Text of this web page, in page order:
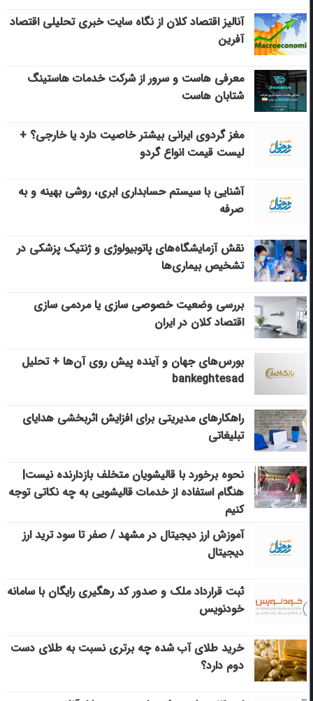
آنالیز اقتصاد کلان از نگاه سایت خبری تحلیلی اقتصاد
آفرین
معرفی هاست و سرور از شرکت خدمات هاستینگ
شتابان هاست
مغز گردوی ایرانی بیشتر خاصیت دارد یا خارجی؟ +
لیست قیمت انواع گردو
آشنایی با سیستم حسابداری ابری، روشی بهینه و به
صرفه
نقش آزمایشگاه‌های پاتوبیولوژی و ژنتیک پزشکی در
تشخیص بیماری‌ها
بررسی وضعیت خصوصی سازی یا مردمی سازی
اقتصاد کلان در ایران
بورس‌های جهان و آینده پیش روی آن‌ها + تحلیل
bankeghtesad
راهکارهای مدیریتی برای افزایش اثربخشی هدایای
تبلیغاتی
نحوه برخورد با قالیشویان متخلف بازدارنده نیست|
هنگام استفاده از خدمات قالیشویی به چه نکاتی توجه
کنیم
آموزش ارز دیجیتال در مشهد / صفر تا سود ترید ارز
دیجیتال
ثبت قرارداد ملک و صدور کد رهگیری رایگان با سامانه
خودنویس
خرید طلای آب شده چه برتری نسبت به طلای دست
دوم دارد؟